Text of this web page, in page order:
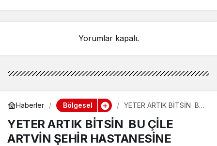
Yorumlar kapalı.
Haberler Bölgesel
YETER ARTIK BİTSİN BU
HASTANESİNE
KAVUŞMALI
YETER ARTIK BİTSİN BU ÇİLE
ARTVİN ŞEHİR HASTANESİNE